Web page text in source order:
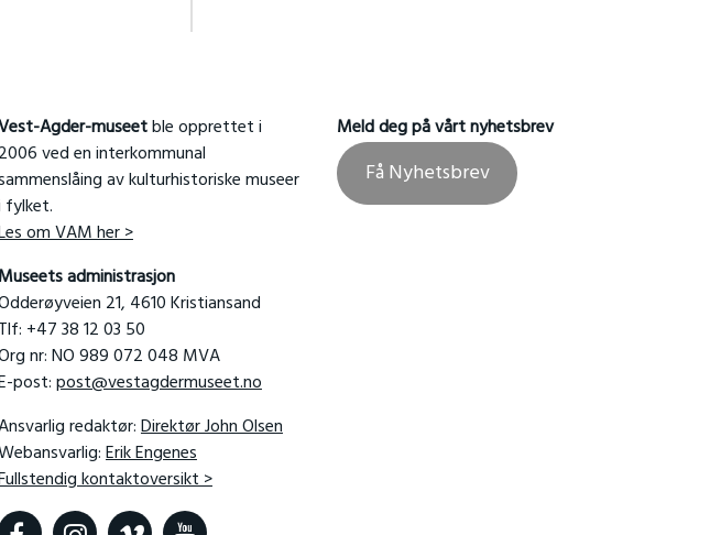
Agder-museetble opprettet i
2006 ved en interkommunal
av kulturhistoriske museer
fylket.
om VAM her >
Museets administrasjon
21, 4610 Kristiansand
Tlf: +47 38 12 03 50
nr: NO 989 072 048 MVA
post:post@vestagdermuseet.no
redaktør:Direktør John Olsen
Erik Engenes
kontaktoversikt >
Meld deg på vårt nyhetsbrev
Få Nyhetsbrev